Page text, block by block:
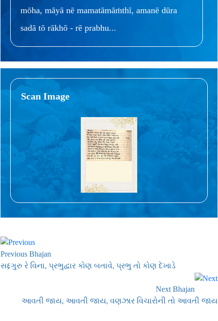
mōha, māyā nē mamatāmāṁthī, amanē dūra
sadā tō rākhō - rē prabhu...
Scan Image
Previous Bhajan
સદ્દગુરુ રે વિના, પ્રભુદ્વાર કોણ બતાવે, પ્રભુ તો કોણ દેખાડે
Next Bhajan
આવતી જાય, આવતી જાય, વણઝાર વિચારોની તો આવતી જાય